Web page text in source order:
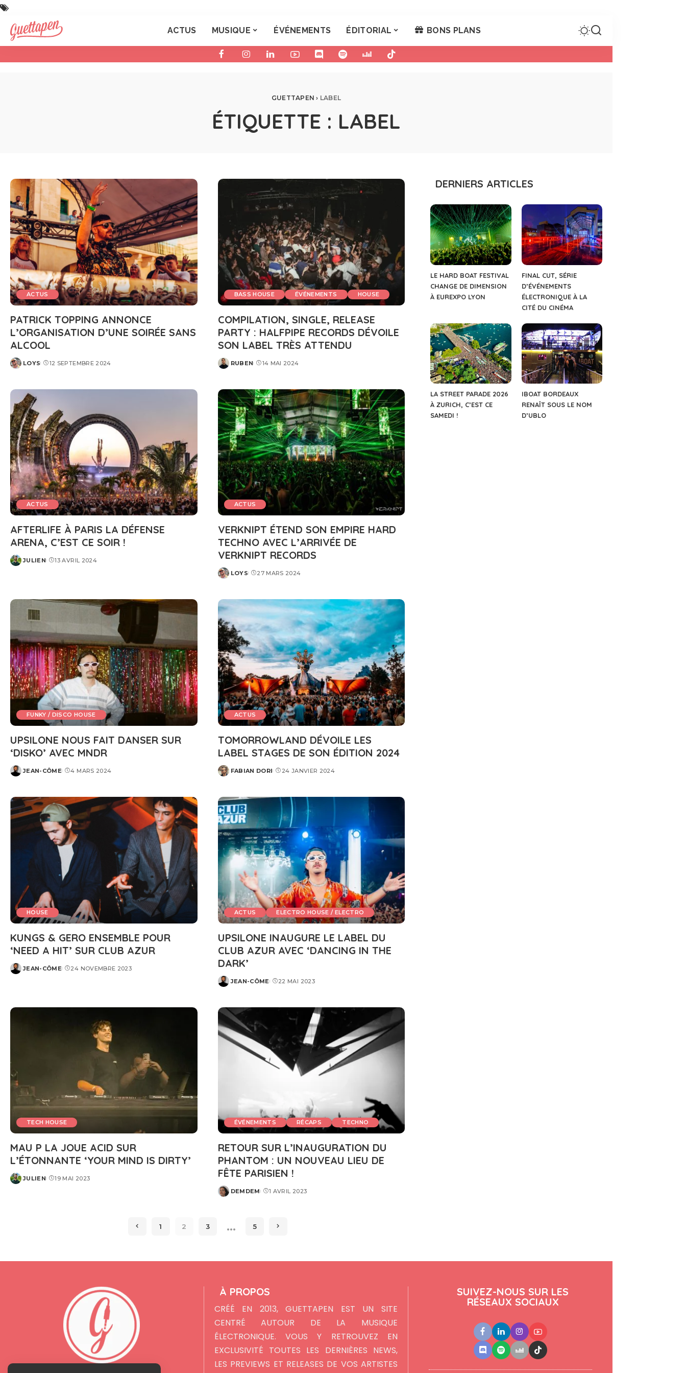
ACTUS MUSIQUE ÉVÉNEMENTS ÉDITORIAL BONS PLANS
GUETTAPEN › LABEL
ÉTIQUETTE : LABEL
ACTUS
PATRICK TOPPING ANNONCE
L’ORGANISATION D’UNE SOIRÉE SANS
ALCOOL
POSTED
LOYS 12 SEPTEMBRE 2024
BASS HOUSE ÉVÉNEMENTS HOUSE
COMPILATION, SINGLE, RELEASE
PARTY : HALFPIPE RECORDS DÉVOILE
SON LABEL TRÈS ATTENDU
POSTED
RUBEN 14 MAI 2024
ACTUS
AFTERLIFE À PARIS LA DÉFENSE
ARENA, C’EST CE SOIR !
POSTED
JULIEN 13 AVRIL 2024
ACTUS
VERKNIPT ÉTEND SON EMPIRE HARD
TECHNO AVEC L’ARRIVÉE DE
VERKNIPT RECORDS
POSTED
LOYS 27 MARS 2024
FUNKY / DISCO HOUSE
UPSILONE NOUS FAIT DANSER SUR
‘DISKO’ AVEC MNDR
POSTED
JEAN-CÔME 4 MARS 2024
ACTUS
TOMORROWLAND DÉVOILE LES
LABEL STAGES DE SON ÉDITION 2024
POSTED
FABIAN DORI 24 JANVIER 2024
HOUSE
KUNGS & GERO ENSEMBLE POUR
‘NEED A HIT’ SUR CLUB AZUR
POSTED
JEAN-CÔME 24 NOVEMBRE 2023
ACTUS ELECTRO HOUSE / ELECTRO
UPSILONE INAUGURE LE LABEL DU
CLUB AZUR AVEC ‘DANCING IN THE
DARK’
POSTED
JEAN-CÔME 22 MAI 2023
TECH HOUSE
MAU P LA JOUE ACID SUR
L’ÉTONNANTE ‘YOUR MIND IS DIRTY’
POSTED
JULIEN 19 MAI 2023
ÉVÉNEMENTS RÉCAPS TECHNO
RETOUR SUR L’INAUGURATION DU
PHANTOM : UN NOUVEAU LIEU DE
FÊTE PARISIEN !
POSTED
DEMDEM 1 AVRIL 2023
1 2 3 … 5
DERNIERS ARTICLES
LE HARD BOAT FESTIVAL
CHANGE DE DIMENSION
À EUREXPO LYON
FINAL CUT, SÉRIE
D’ÉVÉNEMENTS
ÉLECTRONIQUE À LA
CITÉ DU CINÉMA
LA STREET PARADE 2026
À ZURICH, C’EST CE
SAMEDI !
IBOAT BORDEAUX
RENAÎT SOUS LE NOM
D’UBLO
À PROPOS
CRÉÉ EN 2013, GUETTAPEN EST UN SITE
CENTRÉ AUTOUR DE LA MUSIQUE
ÉLECTRONIQUE. VOUS Y RETROUVEZ EN
EXCLUSIVITÉ TOUTES LES DERNIÈRES NEWS,
LES PREVIEWS ET RELEASES DE VOS ARTISTES
SUIVEZ-NOUS SUR LES
RÉSEAUX SOCIAUX